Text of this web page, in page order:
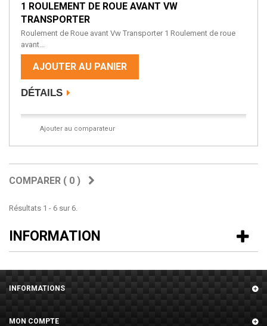
1 ROULEMENT DE ROUE AVANT VW
TRANSPORTER
Roulement de Roue avant Vw Transporter 1 Roulement de roue
avant...
AJOUTER AU PANIER
DÉTAILS
Ajouter au comparateur
COMPARER ( 0 )
Résultats 1 - 6 sur 6.
INFORMATION
INFORMATIONS
MON COMPTE